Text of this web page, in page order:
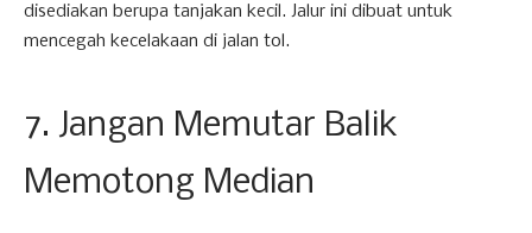
disediakan berupa tanjakan kecil. Jalur ini dibuat untuk
mencegah kecelakaan di jalan tol.
7. Jangan Memutar Balik
Memotong Median